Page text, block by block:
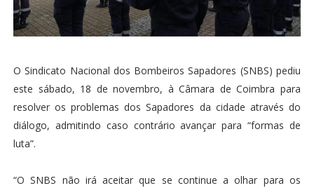
O Sindicato Nacional dos Bombeiros Sapadores (SNBS) pediu
este sábado, 18 de novembro, à Câmara de Coimbra para
resolver os problemas dos Sapadores da cidade através do
diálogo, admitindo caso contrário avançar para “formas de
luta”.
“O SNBS não irá aceitar que se continue a olhar para os